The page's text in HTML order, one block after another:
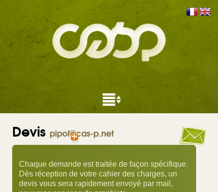
Devis pipol@cas-p.net
Chaque demande est traitée de façon spécifique.
Dès réception de votre cahier des charges, un
devis vous sera rapidement envoyé par mail,